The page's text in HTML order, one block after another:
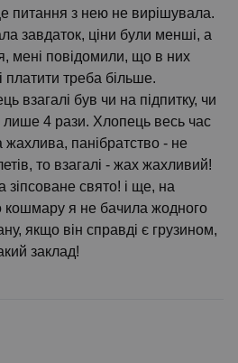
питання з нею не вирішувала.
завдаток, ціни були менші, а
мені повідомили, що в них
платити треба більше.
взагалі був чи на підпитку, чи
лише 4 рази. Хлопець весь час
жахлива, панібратство - не
то взагалі - жах жахливий!
зіпсоване свято! і ще, на
кошмару я не бачила жодного
якщо він справді є грузином,
заклад!